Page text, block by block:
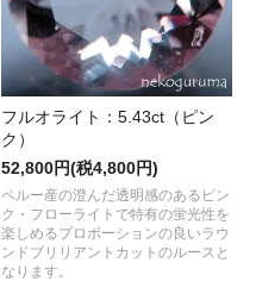
フルオライト：5.43ct（ピン
ク）
52,800円(税4,800円)
ペルー産の澄んだ透明感のあるピン
ク・フローライトで特有の蛍光性を
楽しめるプロポーションの良いラウ
ンドブリリアントカットのルースと
なります。